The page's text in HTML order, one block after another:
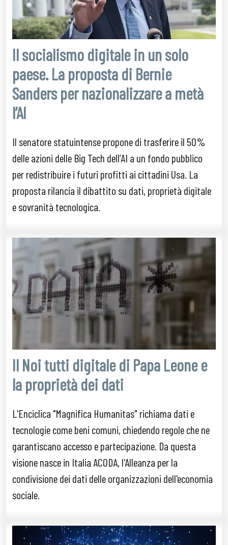
Il socialismo digitale in un solo
paese. La proposta di Bernie
Sanders per nazionalizzare a metà
l’AI
Il senatore statuintense propone di trasferire il 50%
delle azioni delle Big Tech dell’AI a un fondo pubblico
per redistribuire i futuri profitti ai cittadini Usa. La
proposta rilancia il dibattito su dati, proprietà digitale
e sovranità tecnologica.
Il Noi tutti digitale di Papa Leone e
la proprietà dei dati
L'Enciclica "Magnifica Humanitas" richiama dati e
tecnologie come beni comuni, chiedendo regole che ne
garantiscano accesso e partecipazione. Da questa
visione nasce in Italia ACODA, l'Alleanza per la
condivisione dei dati delle organizzazioni dell'economia
sociale.